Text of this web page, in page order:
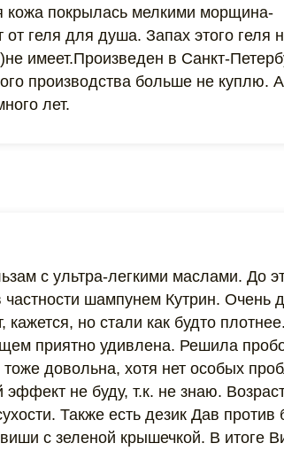
кожа покрылась мелкими морщина-
геля для душа. Запах этого геля
имеет.Произведен в Санкт-
производства больше не куплю.
лет.
с ультра-легкими маслами. До
шампунем Кутрин. Очень
кажется, но стали как будто
приятно удивлена. Решила
довольна, хотя нет особых
не буду, т.к. не знаю.
Также есть дезик Дав
с зеленой крышечкой. В итоге